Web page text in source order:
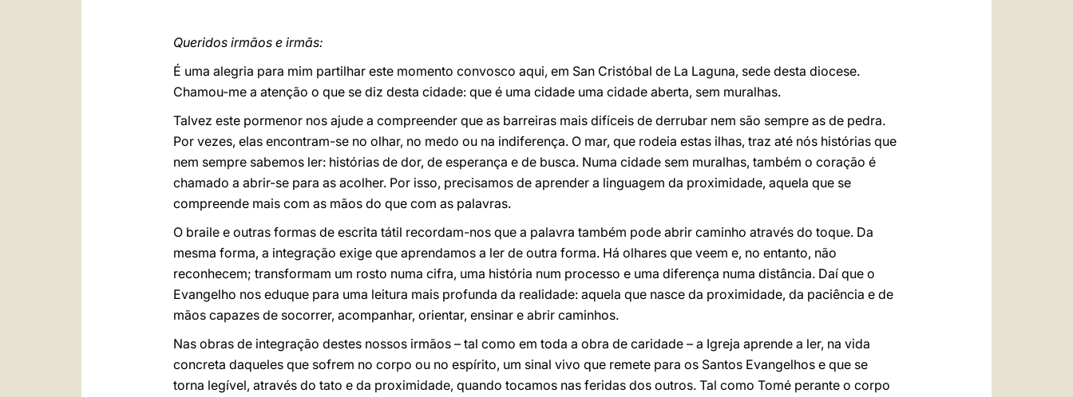
Queridos irmãos e irmãs:
É uma alegria para mim partilhar este momento convosco aqui, em San Cristóbal de La Laguna, sede desta diocese.
Chamou-me a atenção o que se diz desta cidade: que é uma cidade uma cidade aberta, sem muralhas.
Talvez este pormenor nos ajude a compreender que as barreiras mais difíceis de derrubar nem são sempre as de pedra.
Por vezes, elas encontram-se no olhar, no medo ou na indiferença. O mar, que rodeia estas ilhas, traz até nós histórias que
nem sempre sabemos ler: histórias de dor, de esperança e de busca. Numa cidade sem muralhas, também o coração é
chamado a abrir-se para as acolher. Por isso, precisamos de aprender a linguagem da proximidade, aquela que se
compreende mais com as mãos do que com as palavras.
O braile e outras formas de escrita tátil recordam-nos que a palavra também pode abrir caminho através do toque. Da
mesma forma, a integração exige que aprendamos a ler de outra forma. Há olhares que veem e, no entanto, não
reconhecem; transformam um rosto numa cifra, uma história num processo e uma diferença numa distância. Daí que o
Evangelho nos eduque para uma leitura mais profunda da realidade: aquela que nasce da proximidade, da paciência e de
mãos capazes de socorrer, acompanhar, orientar, ensinar e abrir caminhos.
Nas obras de integração destes nossos irmãos – tal como em toda a obra de caridade – a Igreja aprende a ler, na vida
concreta daqueles que sofrem no corpo ou no espírito, um sinal vivo que remete para os Santos Evangelhos e que se
torna legível, através do tato e da proximidade, quando tocamos nas feridas dos outros. Tal como Tomé perante o corpo